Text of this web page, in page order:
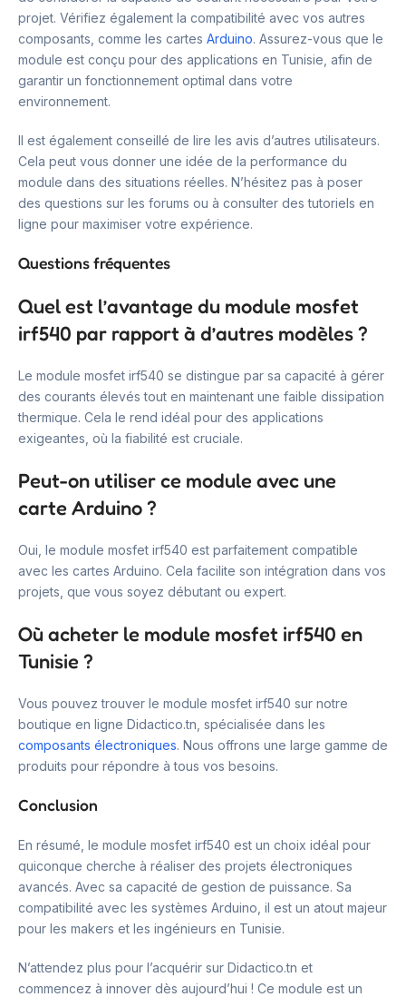
projet. Vérifiez également la compatibilité avec vos autres
composants, comme les cartes Arduino. Assurez-vous que le
module est conçu pour des applications en Tunisie, afin de
garantir un fonctionnement optimal dans votre
environnement.
Il est également conseillé de lire les avis d’autres utilisateurs.
Cela peut vous donner une idée de la performance du
module dans des situations réelles. N’hésitez pas à poser
des questions sur les forums ou à consulter des tutoriels en
ligne pour maximiser votre expérience.
Questions fréquentes
Quel est l’avantage du module mosfet
irf540 par rapport à d’autres modèles ?
Le module mosfet irf540 se distingue par sa capacité à gérer
des courants élevés tout en maintenant une faible dissipation
thermique. Cela le rend idéal pour des applications
exigeantes, où la fiabilité est cruciale.
Peut-on utiliser ce module avec une
carte Arduino ?
Oui, le module mosfet irf540 est parfaitement compatible
avec les cartes Arduino. Cela facilite son intégration dans vos
projets, que vous soyez débutant ou expert.
Où acheter le module mosfet irf540 en
Tunisie ?
Vous pouvez trouver le module mosfet irf540 sur notre
boutique en ligne Didactico.tn, spécialisée dans les
composants électroniques. Nous offrons une large gamme de
produits pour répondre à tous vos besoins.
Conclusion
En résumé, le module mosfet irf540 est un choix idéal pour
quiconque cherche à réaliser des projets électroniques
avancés. Avec sa capacité de gestion de puissance. Sa
compatibilité avec les systèmes Arduino, il est un atout majeur
pour les makers et les ingénieurs en Tunisie.
N’attendez plus pour l’acquérir sur Didactico.tn et
commencez à innover dès aujourd’hui ! Ce module est un